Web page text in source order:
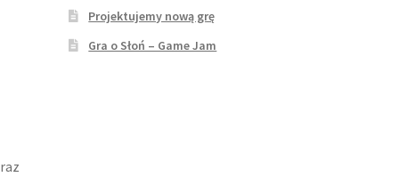
Projektujemy nową grę
Gra o Słoń – Game Jam